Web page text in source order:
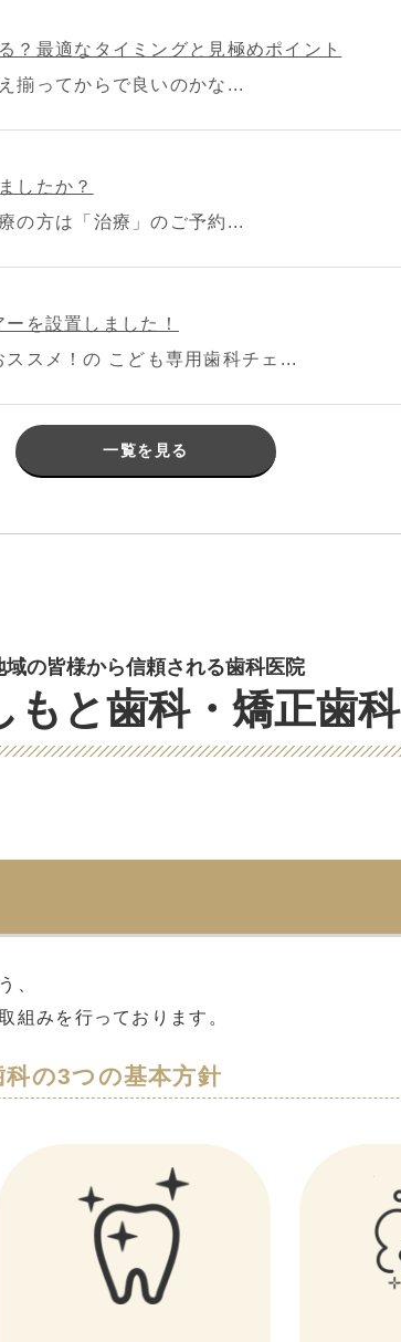
？最適なタイミングと見極めポイント
揃ってからで良いのかな...
したか？
の方は「治療」のご予約...
を設置しました！
スメ！の こども専用歯科チェ...
一覧を見る
域の皆様から信頼される歯科医院
もと歯科・矯正歯科
、
組みを行っております。
の3つの基本方針